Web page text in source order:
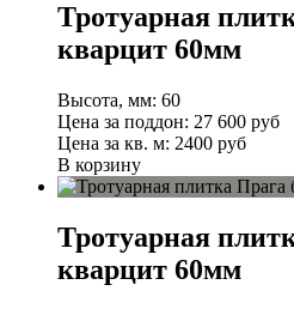
Тротуарная
кварцит 60мм
Высота, мм: 60
Цена за поддон: 27 600 руб
Цена за кв. м: 2400 руб
В корзину
Тротуарная
кварцит 60мм